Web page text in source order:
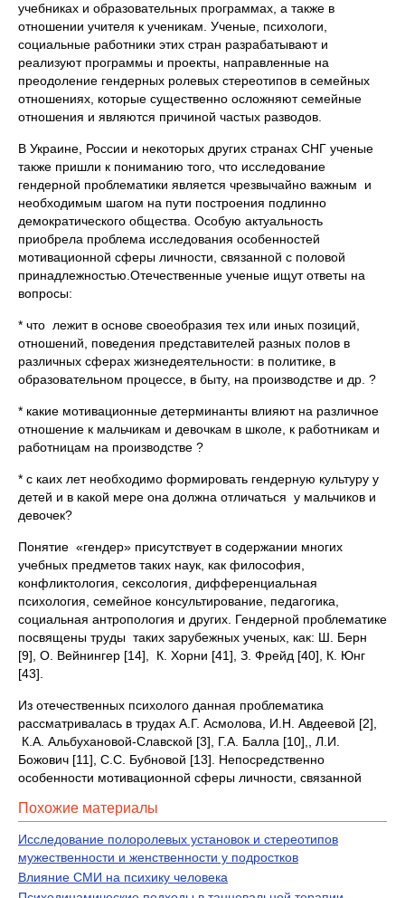
учебниках и образовательных программах, а также в
отношении учителя к ученикам. Ученые, психологи,
социальные работники этих стран разрабатывают и
реализуют программы и проекты, направленные на
преодоление гендерных ролевых стереотипов в семейных
отношениях, которые существенно осложняют семейные
отношения и являются причиной частых разводов.
В Украине, России и некоторых других странах СНГ ученые
также пришли к пониманию того, что исследование
гендерной проблематики является чрезвычайно важным и
необходимым шагом на пути построения подлинно
демократического общества. Особую актуальность
приобрела проблема исследования особенностей
мотивационной сферы личности, связанной с половой
принадлежностью.Отечественные ученые ищут ответы на
вопросы:
* что лежит в основе своеобразия тех или иных позиций,
отношений, поведения представителей разных полов в
различных сферах жизнедеятельности: в политике, в
образовательном процессе, в быту, на производстве и др. ?
* какие мотивационные детерминанты влияют на различное
отношение к мальчикам и девочкам в школе, к работникам и
работницам на производстве ?
* с каих лет необходимо формировать гендерную культуру у
детей и в какой мере она должна отличаться у мальчиков и
девочек?
Понятие «гендер» присутствует в содержании многих
учебных предметов таких наук, как философия,
конфликтология, сексология, дифференциальная
психология, семейное консультирование, педагогика,
социальная антропология и других. Гендерной проблематике
посвящены труды таких зарубежных ученых, как: Ш. Берн
[9], О. Вейнингер [14], К. Хорни [41], З. Фрейд [40], К. Юнг
[43].
Из отечественных психолого данная проблематика
рассматривалась в трудах А.Г. Асмолова, И.Н. Авдеевой [2],
К.А. Альбухановой-Славской [3], Г.А. Балла [10],, Л.И.
Божович [11], С.С. Бубновой [13]. Непосредственно
особенности мотивационной сферы личности, связанной
Похожие материалы
Исследование полоролевых установок и стереотипов
мужественности и женственности у подростков
Влияние СМИ на психику человека